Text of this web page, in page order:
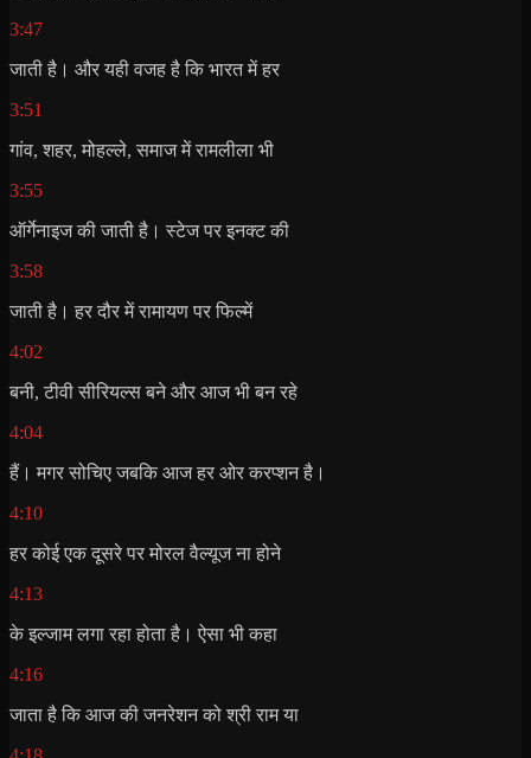
3:47
जाती है। और यही वजह है कि भारत में हर
3:51
गांव, शहर, मोहल्ले, समाज में रामलीला भी
3:55
ऑर्गेनाइज की जाती है। स्टेज पर इनक्ट की
3:58
जाती है। हर दौर में रामायण पर फिल्में
4:02
बनी, टीवी सीरियल्स बने और आज भी बन रहे
4:04
हैं। मगर सोचिए जबकि आज हर ओर करप्शन है।
4:10
हर कोई एक दूसरे पर मोरल वैल्यूज ना होने
4:13
के इल्जाम लगा रहा होता है। ऐसा भी कहा
4:16
जाता है कि आज की जनरेशन को श्री राम या